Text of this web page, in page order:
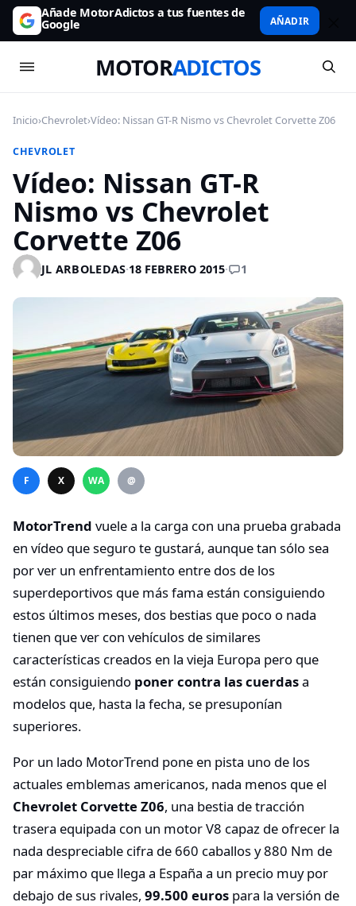
Añade MotorAdictos a tus fuentes de
Google AÑADIR
MOTORADICTOS
Inicio›Chevrolet›Vídeo: Nissan GT-R Nismo vs Chevrolet Corvette Z06
CHEVROLET
Vídeo: Nissan GT-R
Nismo vs Chevrolet
Corvette Z06
JL ARBOLEDAS·18 FEBRERO 2015· 1
F X WA @
MotorTrend vuele a la carga con una prueba grabada
en vídeo que seguro te gustará, aunque tan sólo sea
por ver un enfrentamiento entre dos de los
superdeportivos que más fama están consiguiendo
estos últimos meses, dos bestias que poco o nada
tienen que ver con vehículos de similares
características creados en la vieja Europa pero que
están consiguiendo poner contra las cuerdasa
modelos que, hasta la fecha, se presuponían
superiores.
Por un lado MotorTrend pone en pista uno de los
actuales emblemas americanos, nada menos que el
Chevrolet Corvette Z06, una bestia de tracción
trasera equipada con un motor V8 capaz de ofrecer la
nada despreciable cifra de 660 caballos y 880 Nm de
par máximo que llega a España a un precio muy por
debajo de sus rivales, 99.500 euros para la versión de